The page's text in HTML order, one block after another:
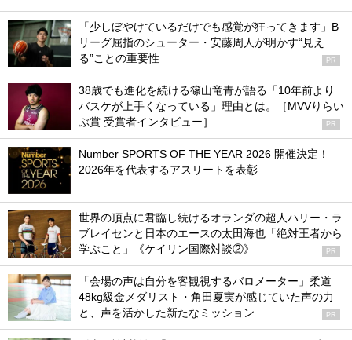
「少しぼやけているだけでも感覚が狂ってきます」B
リーグ屈指のシューター・安藤周人が明かす“見え
る”ことの重要性
PR
38歳でも進化を続ける篠山竜青が語る「10年前より
バスケが上手くなっている」理由とは。［MVVりらい
ぶ賞 受賞者インタビュー］
PR
Number SPORTS OF THE YEAR 2026 開催決定！
2026年を代表するアスリートを表彰
世界の頂点に君臨し続けるオランダの超人ハリー・ラ
ブレイセンと日本のエースの太田海也「絶対王者から
学ぶこと」《ケイリン国際対談②》
PR
「会場の声は自分を客観視するバロメーター」柔道
48kg級金メダリスト・角田夏実が感じていた声の力
と、声を活かした新たなミッション
PR